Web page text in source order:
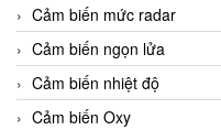
Cảm biến mức radar
Cảm biến ngọn lửa
Cảm biến nhiệt độ
Cảm biến Oxy